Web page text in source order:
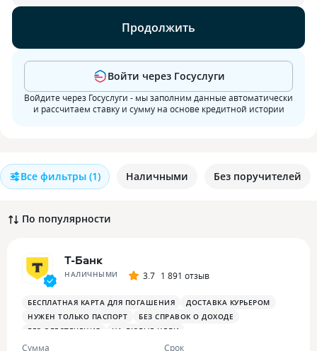
Продолжить
Войдите через Госуслуги - мы заполним данные автоматически
и рассчитаем ставку и сумму на основе кредитной истории
Войти через Госуслуги
Все фильтры (1) Наличными Без поручителей
По популярности
Т-Банк
НАЛИЧНЫМИ 3.7 1 891 отзыв
БЕСПЛАТНАЯ КАРТА ДЛЯ ПОГАШЕНИЯ
ДОСТАВКА КУРЬЕРОМ
НУЖЕН ТОЛЬКО ПАСПОРТ
БЕЗ СПРАВОК О ДОХОДЕ
БЕЗ ОБЕСПЕЧЕНИЯ
НА ЛЮБЫЕ ЦЕЛИ
Сумма Срок